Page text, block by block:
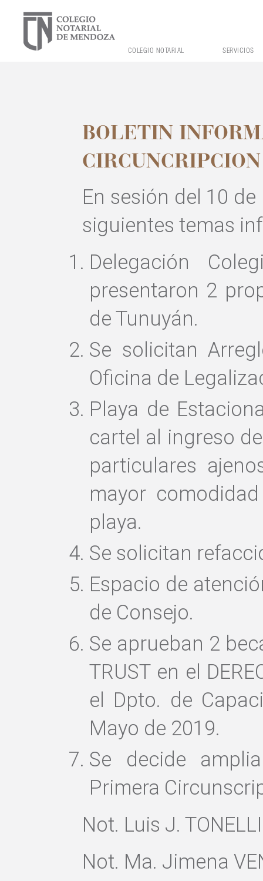
COLEGIO NOTARIAL SERVICIOS
BOLETIN
En sesión del 10
siguientes temas
Delegación
presentaron 2
de Tunuyán.
Se solicitan
Oficina de
Playa de
cartel al ingreso
particulares
mayor
playa.
Se solicitan
Espacio de
de Consejo.
Se aprueban 2
TRUST en el
el Dpto. de
Mayo de 2019.
Se decide
Primera
Not. Luis J.
Not. Ma. Jimena